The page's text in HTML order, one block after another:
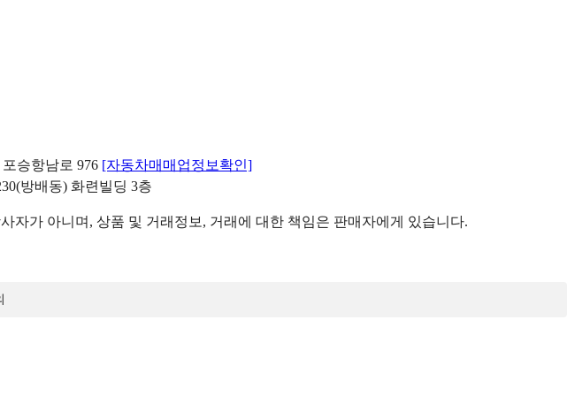
승항남로 976 [자동차매매업정보확인]
방배동) 화련빌딩 3층
가 아니며, 상품 및 거래정보, 거래에 대한 책임은 판매자에게 있습니다.